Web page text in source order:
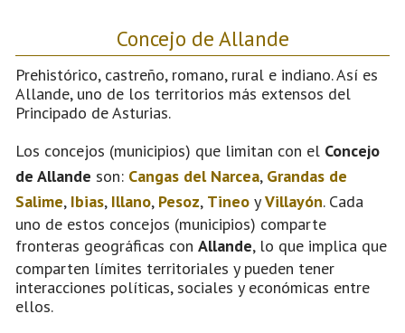
Concejo de Allande
Prehistórico, castreño, romano, rural e indiano. Así es
Allande, uno de los territorios más extensos del
Principado de Asturias.
Los concejos (municipios) que limitan con el Concejo
de Allande son: Cangas del Narcea, Grandas de
Salime, Ibias, Illano, Pesoz, Tineo yVillayón. Cada
uno de estos concejos (municipios) comparte
fronteras geográficas con Allande, lo que implica que
comparten límites territoriales y pueden tener
interacciones políticas, sociales y económicas entre
ellos.